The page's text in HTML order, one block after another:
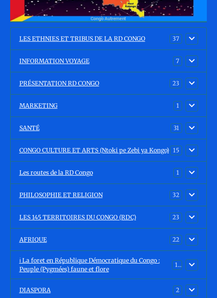
LES ETHNIES ET TRIBUS DE LA RD CONGO 37
INFORMATION VOYAGE 7
PRÉSENTATION RD CONGO 23
MARKETING 1
SANTÉ 31
CONGO CULTURE ET ARTS (Ntoki pe Zebi ya Kongo) 15
Les routes de la RD Congo 1
PHILOSOPHIE ET RELIGION 32
LES 145 TERRITOIRES DU CONGO (RDC) 23
AFRIQUE 22
ℹ️ La foret en République Démocratique du Congo :
Peuple (Pygmées) faune et flore
15
DIASPORA 2